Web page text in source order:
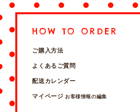
HOW TO ORDER
ご購入方法
よくあるご質問
配送カレンダー
マイページ お客様情報の編集